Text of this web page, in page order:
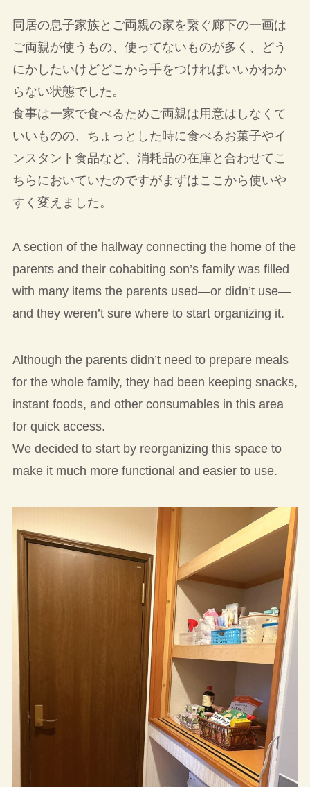
同居の息子家族とご両親の家を繋ぐ廊下の一画は
ご両親が使うもの、使ってないものが多く、どう
にかしたいけどどこから手をつければいいかわか
らない状態でした。
食事は一家で食べるためご両親は用意はしなくて
いいものの、ちょっとした時に食べるお菓子やイ
ンスタント食品など、消耗品の在庫と合わせてこ
ちらにおいていたのですがまずはここから使いや
すく変えました。
A section of the hallway connecting the home of the
parents and their cohabiting son’s family was filled
with many items the parents used—or didn’t use—
and they weren’t sure where to start organizing it.
Although the parents didn’t need to prepare meals
for the whole family, they had been keeping snacks,
instant foods, and other consumables in this area
for quick access.
We decided to start by reorganizing this space to
make it much more functional and easier to use.